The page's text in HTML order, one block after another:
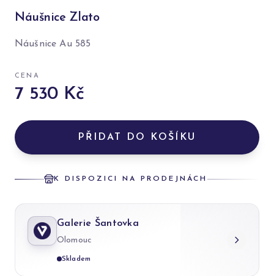
Náušnice Zlato
Náušnice Au 585
CENA
7 530 Kč
PŘIDAT DO KOŠÍKU
K DISPOZICI NA PRODEJNÁCH
Galerie Šantovka
Olomouc
Skladem